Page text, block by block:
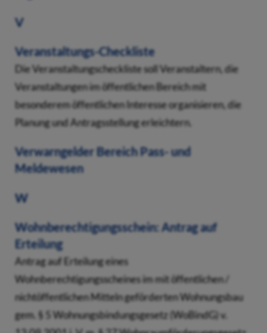
V
Veranstaltungs-Checkliste
Die Veranstaltungscheckliste soll Veranstaltern, die
Veranstaltungen im öffentlichen Bereich mit
besonderem öffentlichen Interesse organisieren, die
Planung und Antragsstellung erleichtern.
Verwarngelder Bereich Pass- und
Meldewesen
W
Wohnberechtigungsschein: Antrag auf
Erteilung
Antrag auf Erteilung eines
Wohnberechtigungsscheines im mit öffentlichen /
nichtöffentlichen Mitteln geförderten Wohnungsbau
gem. § 5 Wohnungsbindungsgesetz (WoBindG) v.